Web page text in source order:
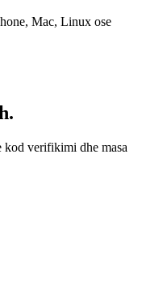
Mac, Linux ose
kod verifikimi dhe masa